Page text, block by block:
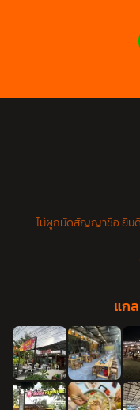
ไม่ผูกมัดสัญญาชื่อ ยินดี
แก